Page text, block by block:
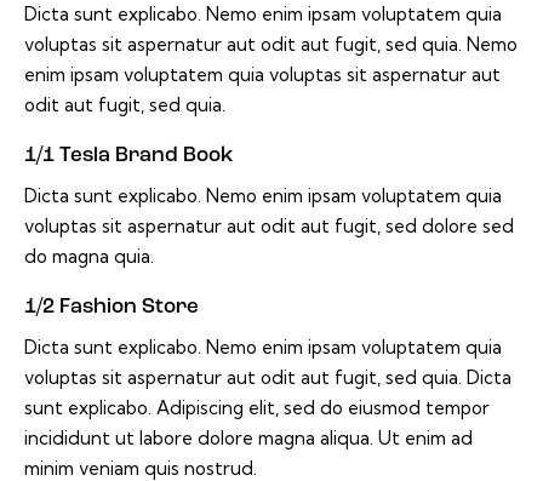
Dicta sunt explicabo. Nemo enim ipsam voluptatem quia
voluptas sit aspernatur aut odit aut fugit, sed quia. Nemo
enim ipsam voluptatem quia voluptas sit aspernatur aut
odit aut fugit, sed quia.
1/1 Tesla Brand Book
Dicta sunt explicabo. Nemo enim ipsam voluptatem quia
voluptas sit aspernatur aut odit aut fugit, sed dolore sed
do magna quia.
1/2 Fashion Store
Dicta sunt explicabo. Nemo enim ipsam voluptatem quia
voluptas sit aspernatur aut odit aut fugit, sed quia. Dicta
sunt explicabo. Adipiscing elit, sed do eiusmod tempor
incididunt ut labore dolore magna aliqua. Ut enim ad
minim veniam quis nostrud.